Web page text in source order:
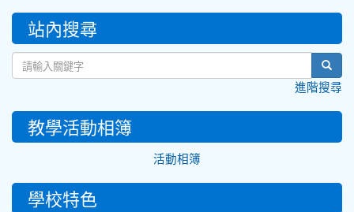
::: 站內搜尋
進階搜尋
教學活動相簿
活動相簿
學校特色